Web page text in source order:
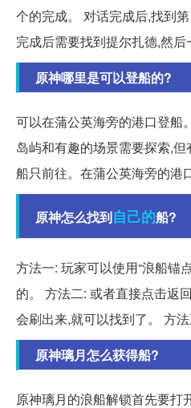
个的完成。 对话完成后,找到
完成后需要找到提尔扎德,然后
原神哪里是可以登船的?
可以在蒲公英海旁的港口登船
岛屿和有趣的场景需要探索,
船只前往。在蒲公英海旁的港
原神怎么找到自己的船?
方法一: 玩家可以使用“浪船锚
的。 方法二: 或者直接点击返
会刷出来,就可以找到了。 方
原神璃月怎么获得船?
原神璃月的浪船解锁首先要打